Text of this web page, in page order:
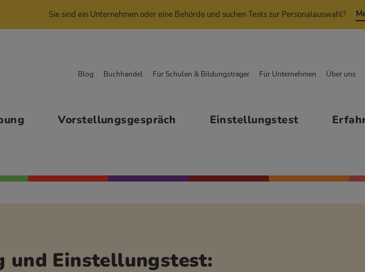
Sie sind ein Unternehmen oder eine Behörde und suchen Tests zur Personalauswahl?
Vorstellungsgespräch Einstellungstest
Blog Buchhandel Für Schulen & Bildungsträger Für Unternehmen Über uns
und Einstellungstest: